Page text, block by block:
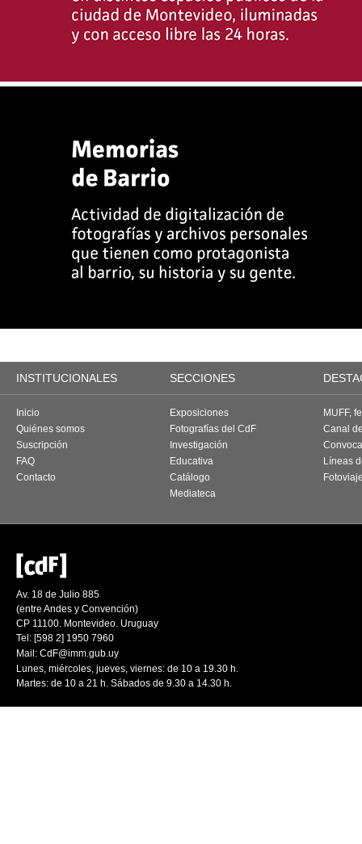
INSTITUCIONALES SECCIONES
Inicio
Quiénes somos
Suscripción
FAQ
Contacto
Exposiciones
Fotografías del CdF
Investigación
Educativa
Catálogo
Mediateca
MUFF,
Canal
Líneas
Av. 18 de Julio 885
(entre Andes y Convención)
CP 11100. Montevideo. Uruguay
Tel: [598 2] 1950 7960
Mail: CdF@imm.gub.uy
Lunes, miércoles, jueves, viernes: de 10 a 19.30 h.
Martes: de 10 a 21 h. Sábados de 9.30 a 14.30 h.